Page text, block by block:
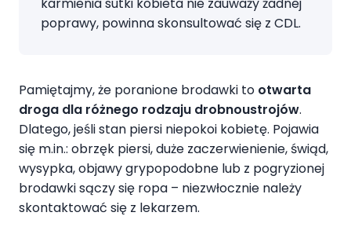
karmienia sutki kobieta nie zauważy żadnej
poprawy, powinna skonsultować się z CDL.
Pamiętajmy, że poranione brodawki to otwarta
droga dla różnego rodzaju drobnoustrojów.
Dlatego, jeśli stan piersi niepokoi kobietę. Pojawia
się m.in.: obrzęk piersi, duże zaczerwienienie, świąd,
wysypka, objawy grypopodobne lub z pogryzionej
brodawki sączy się ropa – niezwłocznie należy
skontaktować się z lekarzem.